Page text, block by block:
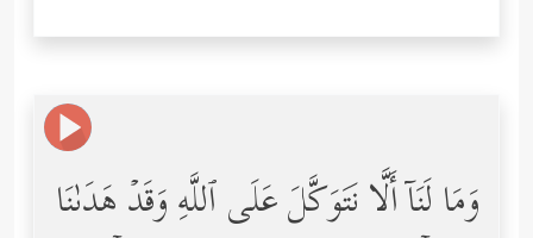
وَمَا لَنَاۤ أَلَّا نَتَوَكَّلَ عَلَى ٱللَّهِ وَقَدۡ هَدَىٰنَا